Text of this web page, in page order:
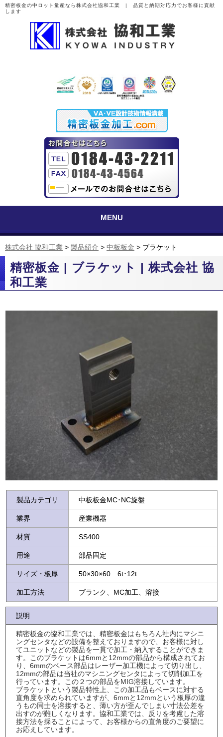
精密板金の中ロット量産なら株式会社協和工業 | 品質と納期対応力でお客様に貢献
します
MENU
株式会社 協和工業 > 製品紹介 > 中板板金 > ブラケット
精密板金 | ブラケット | 株式会社 協
和工業
製品カテゴリ 中板板金MC･NC旋盤
業界 産業機器
材質 SS400
用途 部品固定
サイズ・板厚 50×30×60 6t･12t
加工方法 ブランク、MC加工、溶接
説明
精密板金の協和工業では、精密板金はもちろん社内にマシニ
ングセンタなどの設備を整えておりますので、お客様に対し
てユニットなどの製品を一貫で加工・納入することができま
す。このブラケットは6mmと12mmの部品から構成されてお
り、6mmのベース部品はレーザー加工機によって切り出し、
12mmの部品は当社のマシニングセンタによって切削加工を
行っています。この２つの部品をMIG溶接しています。
ブラケットという製品特性上、この加工品もベースに対する
直角度を求められていますが、6mmと12mmという板厚の違
うもの同士を溶接すると、薄い方が歪んでしまい寸法公差を
出すのが難しくなります。協和工業では、反りを考慮した溶
接方法を採ることによって、お客様からの直角度のご要望に
お応えしています。